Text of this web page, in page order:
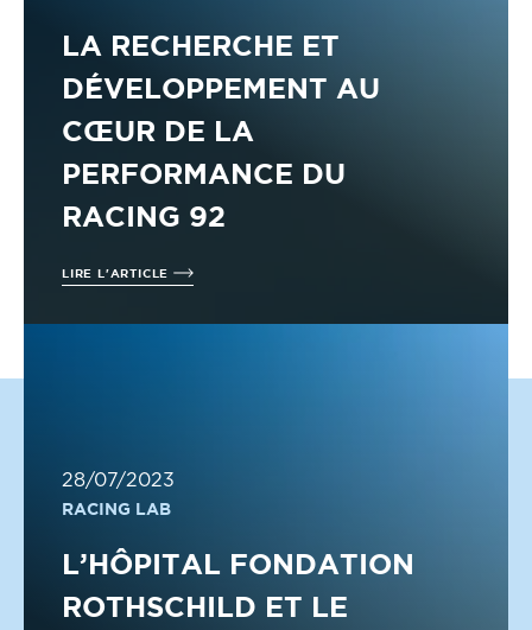
LA RECHERCHE ET
DÉVELOPPEMENT AU
CŒUR DE LA
PERFORMANCE DU
RACING 92
LIRE L'ARTICLE
28/07/2023
RACING LAB
L’HÔPITAL FONDATION
ROTHSCHILD ET LE